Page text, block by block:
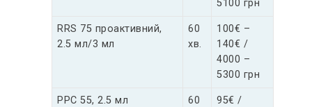
5100 грн
RRS 75 проактивний,
2.5 мл/3 мл
60
хв.
100€ –
140€ /
4000 –
5300 грн
РРС 55, 2.5 мл
60
95€ /